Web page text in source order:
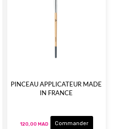
PINCEAU APPLICATEUR MADE
IN FRANCE
120,00 MAD Commander